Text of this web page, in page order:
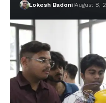
Lokesh Badoni August 8,